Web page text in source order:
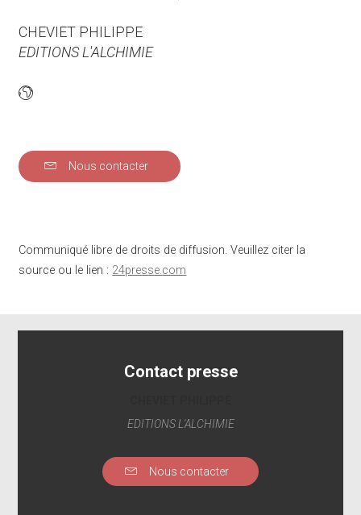
CHEVIET PHILIPPE
EDITIONS L'ALCHIMIE
Nous contacter
Communiqué libre de droits de diffusion. Veuillez citer la
source ou le lien : 24presse.com
Contact presse
EDITIONS L'ALCHIMIE
Nous contacter